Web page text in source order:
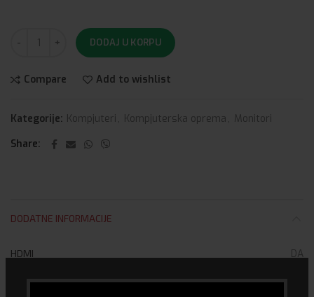
DODAJ U KORPU
Compare Add to wishlist
Kategorije: Kompjuteri , Kompjuterska oprema , Monitori
Share
DODATNE INFORMACIJE
HDMI DA